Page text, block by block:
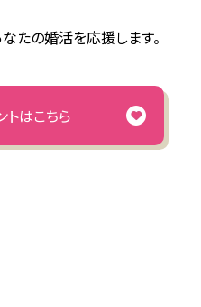
たの婚活を応援します。
トはこちら